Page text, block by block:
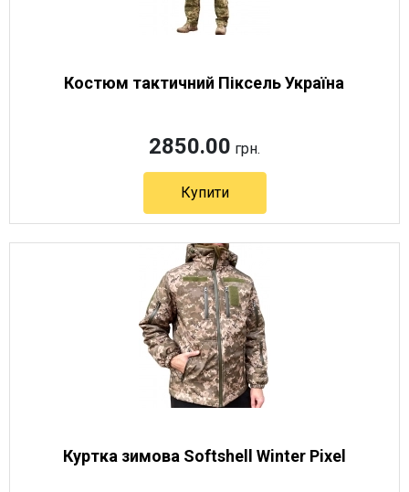
Костюм тактичний Піксель Україна
2850.00 грн.
Купити
Куртка зимова Softshell Winter Pixel